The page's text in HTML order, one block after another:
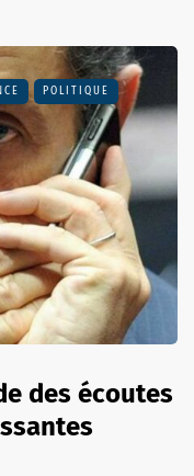
POLITIQUE
des écoutes